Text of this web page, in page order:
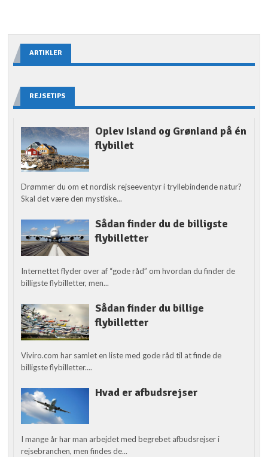
ARTIKLER
REJSETIPS
Oplev Island og Grønland på én
flybillet
Drømmer du om et nordisk rejseeventyr i tryllebindende natur?
Skal det være den mystiske...
Sådan finder du de billigste
flybilletter
Internettet flyder over af “gode råd” om hvordan du finder de
billigste flybilletter, men...
Sådan finder du billige
flybilletter
Viviro.com har samlet en liste med gode råd til at finde de
billigste flybilletter....
Hvad er afbudsrejser
I mange år har man arbejdet med begrebet afbudsrejser i
rejsebranchen, men findes de...